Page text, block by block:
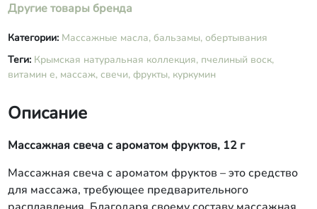
Другие товары бренда
Категории: Массажные масла, бальзамы, обертывания
Теги: Крымская натуральная коллекция, пчелиный воск,
витамин е, массаж, свечи, фрукты, куркумин
Описание
Массажная свеча с ароматом фруктов, 12 г
Массажная свеча с ароматом фруктов – это средство
для массажа, требующее предварительного